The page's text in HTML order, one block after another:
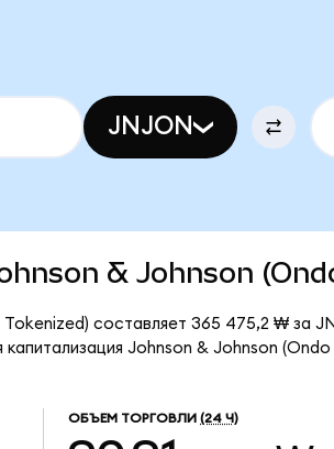
JNJON
Johnson & Johnson
составляет 365 475,2 ₩ за
Johnson & Johnson
ОБЪЕМ ТОРГОВЛИ (24 Ч)